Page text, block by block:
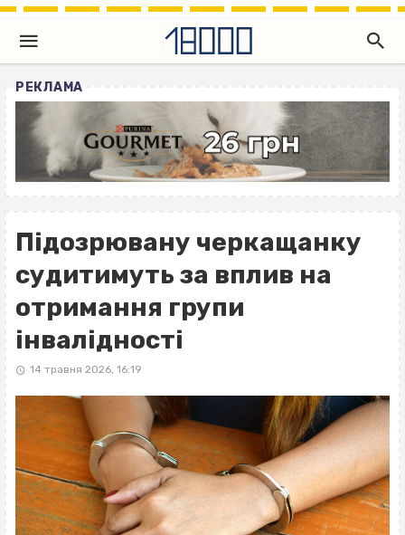
РЕКЛАМА
Підозрювану черкащанку
судитимуть за вплив на
отримання групи
інвалідності
14 травня 2026, 16:19